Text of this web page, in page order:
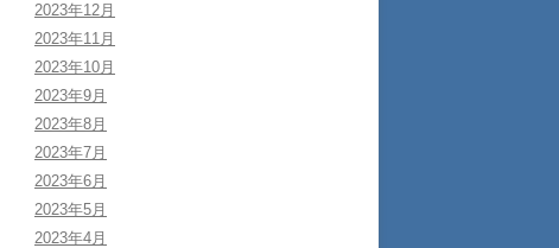
2023年12月
2023年11月
2023年10月
2023年9月
2023年8月
2023年7月
2023年6月
2023年5月
2023年4月